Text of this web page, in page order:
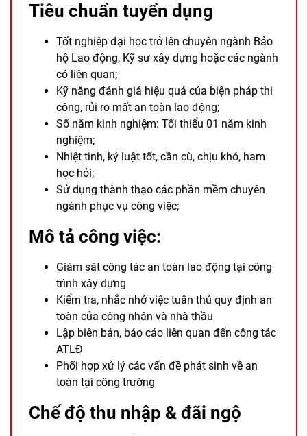
Tiêu chuẩn tuyển dụng
Tốt nghiệp đại học trở lên chuyên ngành Bảo
hộ Lao động, Kỹ sư xây dựng hoặc các ngành
có liên quan;
Kỹ năng đánh giá hiệu quả của biện pháp thi
công, rủi ro mất an toàn lao động;
Số năm kinh nghiệm: Tối thiểu 01 năm kinh
nghiệm;
Nhiệt tình, kỷ luật tốt, cần cù, chịu khó, ham
học hỏi;
Sử dụng thành thạo các phần mềm chuyên
ngành phục vụ công việc;
Mô tả công việc:
Giám sát công tác an toàn lao động tại công
trình xây dựng
Kiểm tra, nhắc nhở việc tuân thủ quy định an
toàn của công nhân và nhà thầu
Lập biên bản, báo cáo liên quan đến công tác
ATLĐ
Phối hợp xử lý các vấn đề phát sinh về an
toàn tại công trường
Chế độ thu nhập & đãi ngộ